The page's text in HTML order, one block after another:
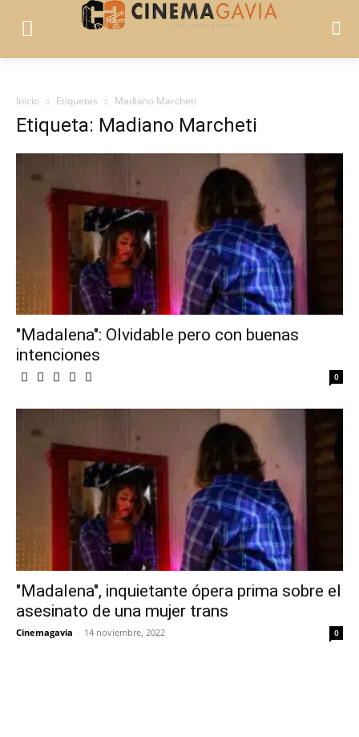
Inicio Etiquetas Madiano Marcheti
Etiqueta: Madiano Marcheti
"Madalena": Olvidable pero con buenas
intenciones
0
"Madalena", inquietante ópera prima sobre el
asesinato de una mujer trans
Cinemagavia - 14 noviembre, 2022 0